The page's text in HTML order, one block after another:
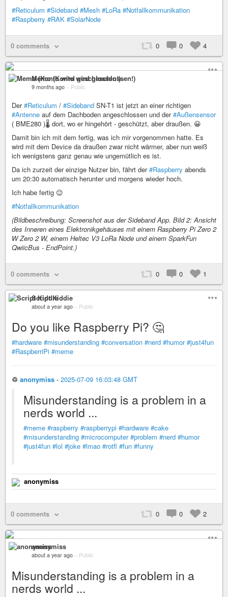
#Reticulum #Sideband #Mesh #LoRa #Notfallkommunikation
#Raspberry #RAK #SolarNode
0 comments 0 0 4
Memo (Konto wird geschlossen!)
9 months ago – Public
Der#Reticulum / #Sideband SN-T1 ist jetzt an einer richtigen
#Antenne auf dem Dachboden angeschlossen und der#Außensensor
( BME280 )🌡️ dort, wo er hingehört - geschützt, aber draußen. 😀
Damit bin ich mit dem fertig, was ich mir vorgenommen hatte. Es
wird mit dem Device da draußen zwar nicht wärmer, aber nun weiß
ich wenigstens ganz genau wie ungemütlich es ist.
Da ich zurzeit der einzige Nutzer bin, fährt der#Raspberry abends
um 20:30 automatisch herunter und morgens wieder hoch.
Ich habe fertig 😉
#Notfallkommunikation
(Bildbeschreibung: Screenshot aus der Sideband App. Bild 2: Ansicht
des Inneren eines Elektronikgehäuses mit einem Raspberry Pi Zero 2
W Zero 2 W, einem Heltec V3 LoRa Node und einem SparkFun
QwiicBus - EndPoint.)
0 comments 0 0 1
Script Kiddie
about a year ago – Public
Do you like Raspberry Pi? 🤔
#hardware #misunderstanding #conversation #nerd #humor #just4fun
#RaspberriPi #meme
♲ anonymiss - 2025-07-09 16:03:48 GMT
Misunderstanding is a problem in a
nerds world ...
#meme #raspberry #raspberrypi #hardware #cake
#misunderstanding #microcomputer #problem #nerd #humor
#just4fun #lol #joke #lmao #rotfl #fun #funny
anonymiss
0 comments 0 0 2
anonymiss
about a year ago – Public
Misunderstanding is a problem in a
nerds world ...